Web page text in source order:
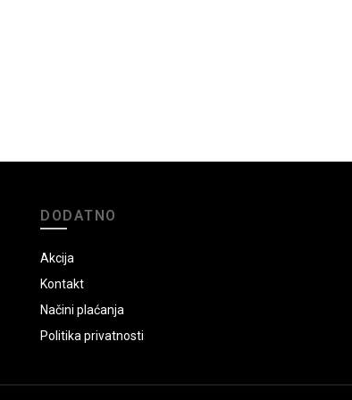
DODATNO
Akcija
Kontakt
Načini plaćanja
Politika privatnosti